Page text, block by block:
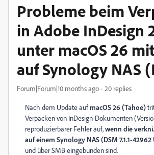
Probleme beim
in Adobe InDesign
unter macOS 26
auf Synology NAS
Forum|Forum|10 months ago 20 replies
Nach dem Update aufmacOS 26 (Tahoe)
Verpacken von InDesign-Dokumenten
reproduzierbarer Fehler auf,wenn die
auf einem Synology NAS (DSM 7.1.1-
und über SMB eingebunden sind.